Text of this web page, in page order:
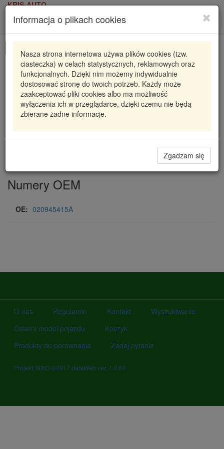
KRIS-AUTO
Informacja o plikach cookies
Nasza strona internetowa używa plików cookies (tzw.
ciasteczka) w celach statystycznych, reklamowych oraz
funkcjonalnych. Dzięki nim możemy indywidualnie
dostosować stronę do twoich potrzeb. Każdy może
zaakceptować pliki cookies albo ma możliwość
wyłączenia ich w przeglądarce, dzięki czemu nie będą
zbierane żadne informacje.
Zgadzam się
Karta produktu
8990010 KRAFT AUTOMOTIVE
8990010 KRAFTWŁĄCZNIK ŚWIATEŁ COFANIA
9,46 zł
Filia Lublin 0
Magazyn VI
Numery OEM
OE: 020945415A
O nas Regulamin Kontakt
Wyszukiwanie
Ostatni model pojazdu
Koszyk
Produkty do porównania
Zadaj pytanie
Projekt: NIKO ©2017 dataWeb ver. 1.0.84